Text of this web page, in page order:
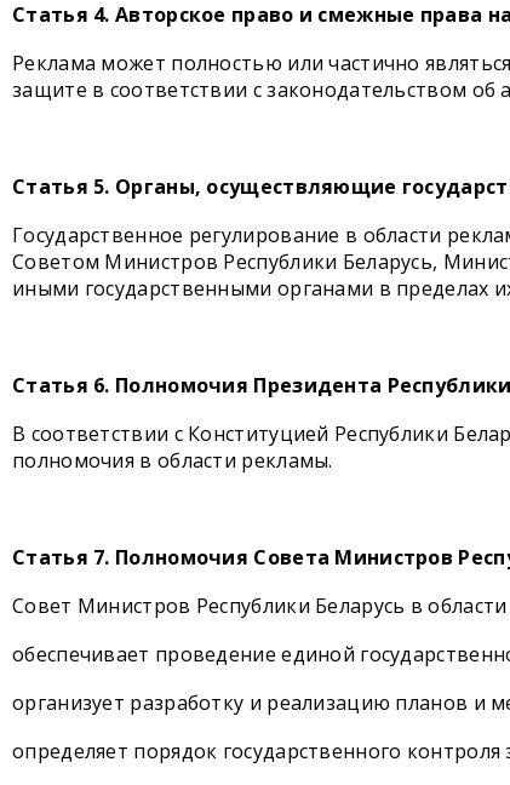
Статья 4. Авторское право и смежные права
Реклама может полностью или частично
защите в соответствии с законодательством
Статья 5. Органы, осуществляющие
Государственное регулирование в области
Советом Министров Республики Беларусь,
иными государственными органами в пределах
Статья 6. Полномочия Президента
В соответствии с Конституцией Республики
полномочия в области рекламы.
Статья 7. Полномочия Совета Министров
Совет Министров Республики Беларусь в
обеспечивает проведение единой
организует разработку и реализацию планов и
определяет порядок государственного